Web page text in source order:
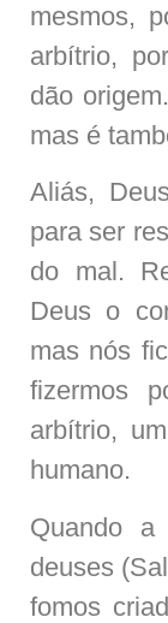
mesmos,
arbítrio,
dão
mas é
Aliás,
para ser
do mal.
Deus o
mas nós
fizermos
arbítrio,
humano.
Quando
deuses
fomos